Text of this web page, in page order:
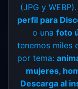
(JPG y
perfil para
o una foto
tenemos miles
por tema:
mujeres,
Descarga al